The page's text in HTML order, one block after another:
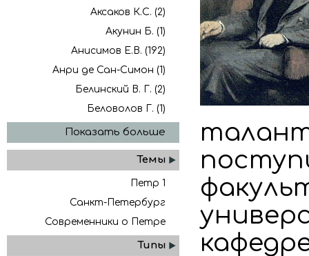
Аксаков К.С. (2)
Акунин Б. (1)
Анисимов Е.В. (192)
Анри де Сан-Симон (1)
Белинский В. Г. (2)
Беловолов Г. (1)
Показать больше
Темы
Петр 1
Санкт-Петербург
Современники о Петре
Типы